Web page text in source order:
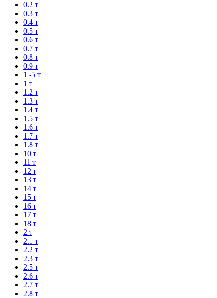
0.2 т
0.3 т
0.4 т
0.5 т
0.6 т
0.7 т
0.8 т
0.9 т
1 -5 т
1 т
1.2 т
1.3 т
1.4 т
1.5 т
1.6 т
1.7 т
1.8 т
10 т
11 т
12 т
13 т
14 т
15 т
16 т
17 т
18 т
2 т
2.1 т
2.2 т
2.3 т
2.5 т
2.6 т
2.7 т
2.8 т